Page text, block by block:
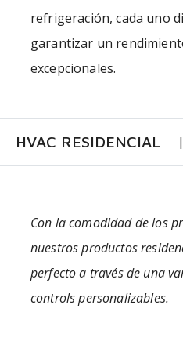
refrigeración, cada uno
garantizar un
excepcionales.
HVAC RESIDENCIAL
Con la comodidad de los
nuestros productos
perfecto a través de una
controls personalizables.